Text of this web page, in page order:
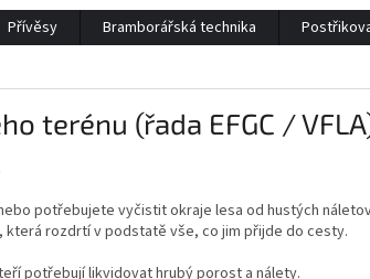
Přívěsy Bramborářská technika
terénu (řada EFGC /
potřebujete vyčistit okraje lesa od hustých
která rozdrtí v podstatě vše, co jim přijde do cesty.
potřebují likvidovat hrubý porost a nálety.